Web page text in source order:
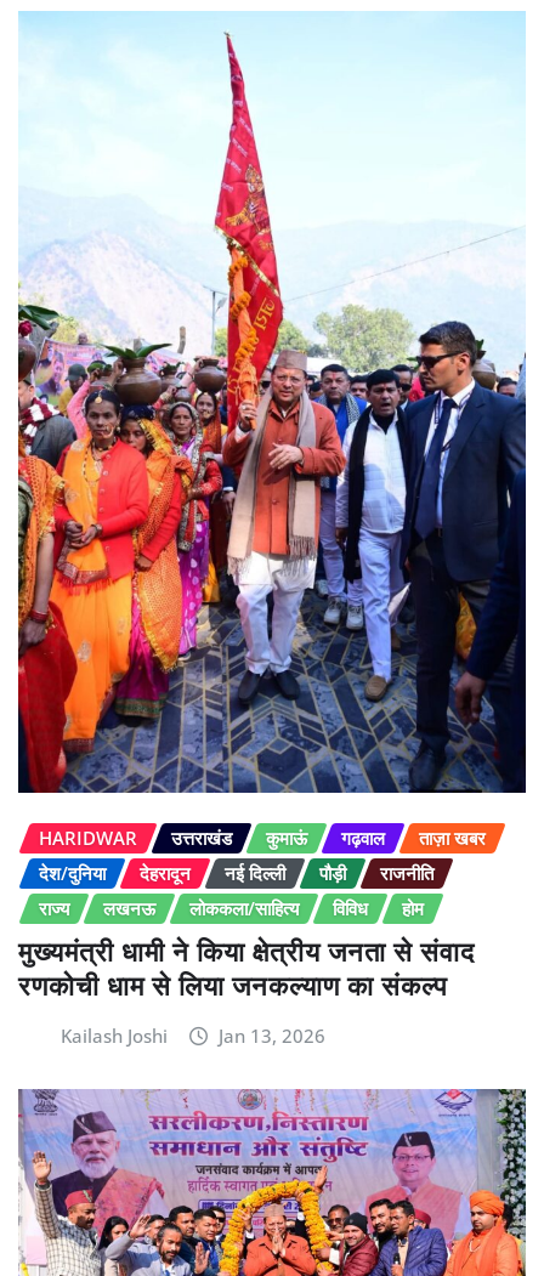
HARIDWAR उत्तराखंड कुमाऊं गढ़वाल
ताज़ा खबर
देश/दुनिया
देहरादून नई दिल्ली पौड़ी
राजनीति
राज्य
लखनऊ लोककला/साहित्य विविध होम
मुख्यमंत्री धामी ने किया क्षेत्रीय जनता से संवाद
रणकोची धाम से लिया जनकल्याण का संकल्प
Kailash Joshi Jan 13, 2026